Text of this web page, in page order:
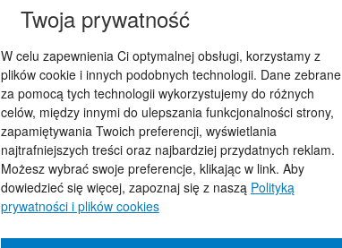
Twoja prywatność
W celu zapewnienia Ci optymalnej obsługi, korzystamy z
plików cookie i innych podobnych technologii. Dane zebrane
za pomocą tych technologii wykorzystujemy do różnych
celów, między innymi do ulepszania funkcjonalności strony,
zapamiętywania Twoich preferencji, wyświetlania
najtrafniejszych treści oraz najbardziej przydatnych reklam.
Możesz wybrać swoje preferencje, klikając w link. Aby
dowiedzieć się więcej, zapoznaj się z naszą Polityką
prywatności i plików cookies